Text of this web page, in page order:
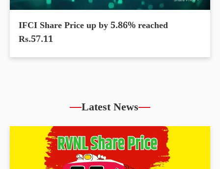
IFCI Share Price up by 5.86% reached
Rs.57.11
Latest News